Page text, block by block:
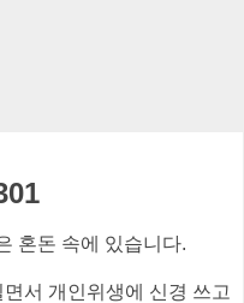
혼돈 속에 있습니다.
서 개인위생에 신경 쓰고